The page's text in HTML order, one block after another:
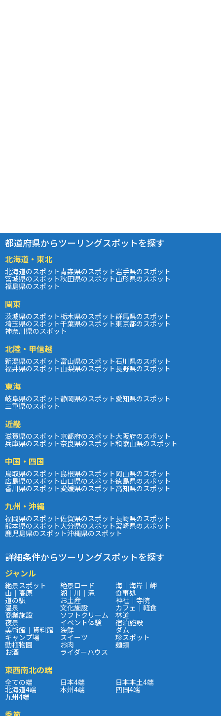
都道府県からツーリングスポットを探す
北海道・東北
北海道のスポット青森県のスポット岩手県のスポット
宮城県のスポット秋田県のスポット山形県のスポット
福島県のスポット
関東
茨城県のスポット栃木県のスポット群馬県のスポット
埼玉県のスポット千葉県のスポット東京都のスポット
神奈川県のスポット
北陸・甲信越
新潟県のスポット富山県のスポット石川県のスポット
福井県のスポット山梨県のスポット長野県のスポット
東海
岐阜県のスポット静岡県のスポット愛知県のスポット
三重県のスポット
近畿
滋賀県のスポット京都府のスポット大阪府のスポット
兵庫県のスポット奈良県のスポット和歌山県のスポット
中国・四国
鳥取県のスポット島根県のスポット岡山県のスポット
広島県のスポット山口県のスポット徳島県のスポット
香川県のスポット愛媛県のスポット高知県のスポット
九州・沖縄
福岡県のスポット佐賀県のスポット長崎県のスポット
熊本県のスポット大分県のスポット宮崎県のスポット
鹿児島県のスポット沖縄県のスポット
詳細条件からツーリングスポットを探す
ジャンル
絶景スポット 絶景ロード 海｜海岸｜岬
山｜高原 湖｜川｜滝 食事処
道の駅 お土産 神社｜寺院
温泉 文化施設 カフェ｜軽食
商業施設 ソフトクリーム 林道
夜景 イベント体験 宿泊施設
美術館｜資料館 海鮮 ダム
キャンプ場 スイーツ 珍スポット
動植物園 お肉 麺類
お酒 ライダーハウス
東西南北の端
全ての端 日本4端 日本本土4端
北海道4端 本州4端 四国4端
九州4端